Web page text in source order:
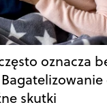
oznacza
skutki